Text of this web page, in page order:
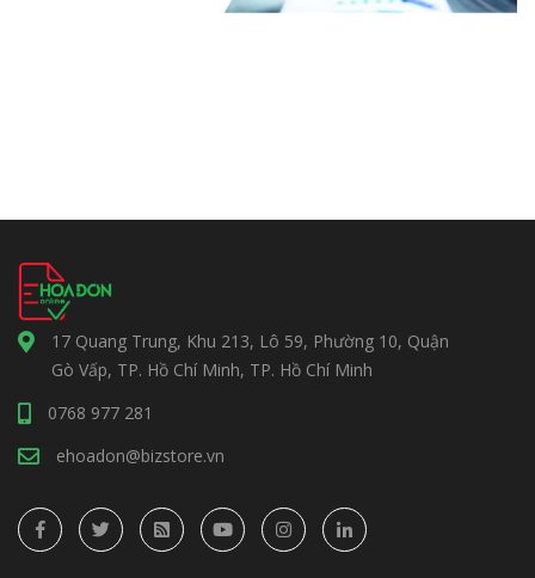
17 Quang Trung, Khu 213, Lô 59, Phường 10, Quận
Gò Vấp, TP. Hồ Chí Minh, TP. Hồ Chí Minh
0768 977 281
ehoadon@bizstore.vn